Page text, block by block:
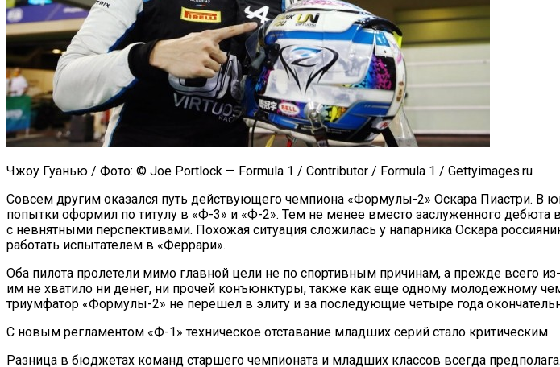
Чжоу Гуанью / Фото: © Joe Portlock — Formula 1 / Contributor / Formula 1 / Gettyimages.ru
Совсем другим оказался путь действующего чемпиона «Формулы-2» Оскара Пиастри. В
попытки оформил по титулу в «Ф-3» и «Ф-2». Тем не менее вместо заслуженного дебюта
с невнятными перспективами. Похожая ситуация сложилась у напарника Оскара
работать испытателем в «Феррари».
Оба пилота пролетели мимо главной цели не по спортивным причинам, а прежде всего
им не хватило ни денег, ни прочей конъюнктуры, также как еще одному молодежному
триумфатор «Формулы-2» не перешел в элиту и за последующие четыре года
С новым регламентом «Ф-1» техническое отставание младших серий стало критическим
Разница в бюджетах команд старшего чемпионата и младших классов всегда